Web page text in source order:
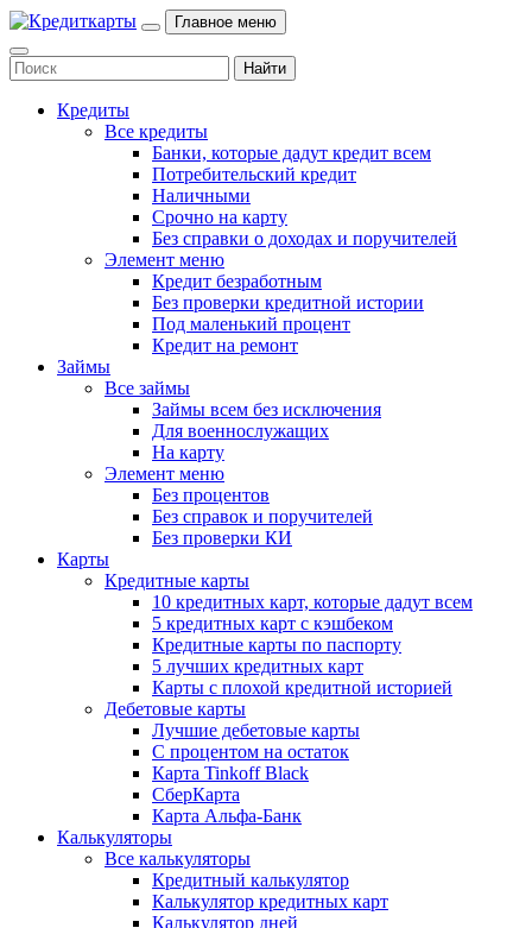
Главное меню
Кредиты
Все кредиты
Банки, которые дадут кредит всем
Потребительский кредит
Наличными
Срочно на карту
Без справки о доходах и поручителей
Элемент меню
Кредит безработным
Без проверки кредитной истории
Под маленький процент
Кредит на ремонт
Займы
Все займы
Займы всем без исключения
Для военнослужащих
На карту
Элемент меню
Без процентов
Без справок и поручителей
Без проверки КИ
Карты
Кредитные карты
10 кредитных карт, которые дадут всем
5 кредитных карт с кэшбеком
Кредитные карты по паспорту
5 лучших кредитных карт
Карты с плохой кредитной историей
Дебетовые карты
Лучшие дебетовые карты
С процентом на остаток
Карта Tinkoff Black
СберКарта
Карта Альфа-Банк
Калькуляторы
Все калькуляторы
Кредитный калькулятор
Калькулятор кредитных карт
Калькулятор дней